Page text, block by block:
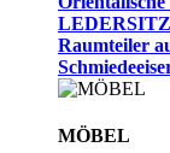
Raumteiler
MÖBEL